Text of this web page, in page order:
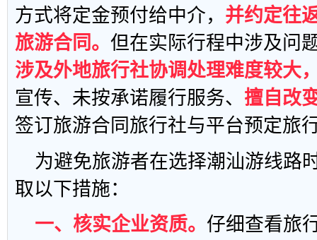
方式将定金预付给中介， 并约定往
旅游合同。 但在实际行程中涉及问
涉及外地旅行社协调处理难度较大
宣传、未按承诺履行服务、 擅自改
签订旅游合同旅行社与平台预定旅
为避免旅游者在选择潮汕游线路
取以下措施：
一、核实企业资质。 仔细查看旅